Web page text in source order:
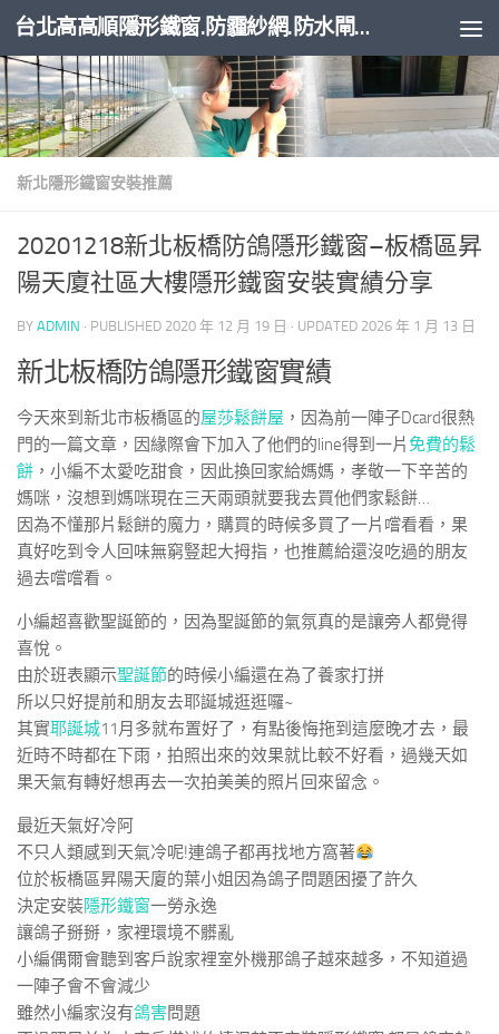
Skip to content 台北高高順隱形鐵窗.防霾紗網.防水閘門
新北隱形鐵窗安裝推薦
20201218新北板橋防鴿隱形鐵窗–板橋區昇
陽天廈社區大樓隱形鐵窗安裝實績分享
BY ADMIN · PUBLISHED 2020 年 12 月 19 日 · UPDATED 2026 年 1 月 13 日
新北板橋防鴿隱形鐵窗實績
今天來到新北市板橋區的屋莎鬆餅屋 ，因為前一陣子Dcard很熱
門的一篇文章，因緣際會下加入了他們的line得到一片免費的鬆
餅 ，小編不太愛吃甜食，因此換回家給媽媽，孝敬一下辛苦的
媽咪，沒想到媽咪現在三天兩頭就要我去買他們家鬆餅…
因為不懂那片鬆餅的魔力，購買的時候多買了一片嚐看看，果
真好吃到令人回味無窮豎起大拇指，也推薦給還沒吃過的朋友
過去嚐嚐看。
小編超喜歡聖誕節的，因為聖誕節的氣氛真的是讓旁人都覺得
喜悅。
由於班表顯示聖誕節的時候小編還在為了養家打拼
所以只好提前和朋友去耶誕城逛逛囉~
其實耶誕城11月多就布置好了，有點後悔拖到這麼晚才去，最
近時不時都在下雨，拍照出來的效果就比較不好看，過幾天如
果天氣有轉好想再去一次拍美美的照片回來留念。
最近天氣好冷阿
不只人類感到天氣冷呢!連鴿子都再找地方窩著
位於板橋區昇陽天廈的葉小姐因為鴿子問題困擾了許久
決定安裝隱形鐵窗一勞永逸
讓鴿子掰掰，家裡環境不髒亂
小編偶爾會聽到客戶說家裡室外機那鴿子越來越多，不知道過
一陣子會不會減少
雖然小編家沒有鴿害問題